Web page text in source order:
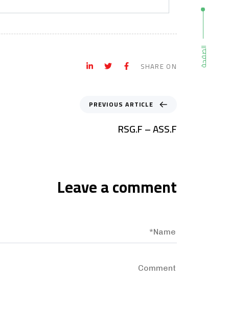
الصفحة SHARE ON
PREVIOUS ARTICLE
RSG.F – ASS.F
Leave a comment